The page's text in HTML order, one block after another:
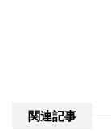
関連記事